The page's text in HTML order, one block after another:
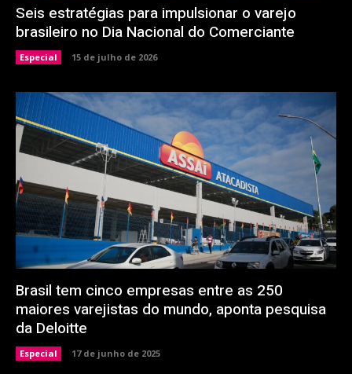
Seis estratégias para impulsionar o varejo
brasileiro no Dia Nacional do Comerciante
Especial 15 de julho de 2026
Brasil tem cinco empresas entre as 250
maiores varejistas do mundo, aponta pesquisa
da Deloitte
Especial 17 de junho de 2025